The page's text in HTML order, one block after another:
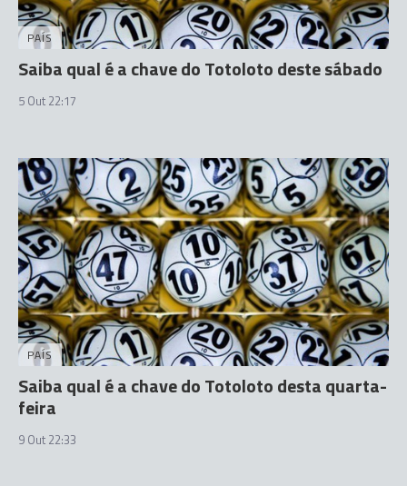
PAÍS
Saiba qual é a chave do Totoloto deste sábado
5 Out 22:17
PAÍS
Saiba qual é a chave do Totoloto desta quarta-
feira
9 Out 22:33